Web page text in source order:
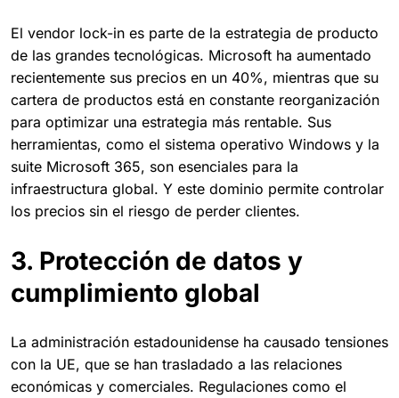
El vendor lock-in es parte de la estrategia de producto
de las grandes tecnológicas. Microsoft ha aumentado
recientemente sus precios en un 40%, mientras que su
cartera de productos está en constante reorganización
para optimizar una estrategia más rentable. Sus
herramientas, como el sistema operativo Windows y la
suite Microsoft 365, son esenciales para la
infraestructura global. Y este dominio permite controlar
los precios sin el riesgo de perder clientes.
3. Protección de datos y
cumplimiento global
La administración estadounidense ha causado tensiones
con la UE, que se han trasladado a las relaciones
económicas y comerciales. Regulaciones como el